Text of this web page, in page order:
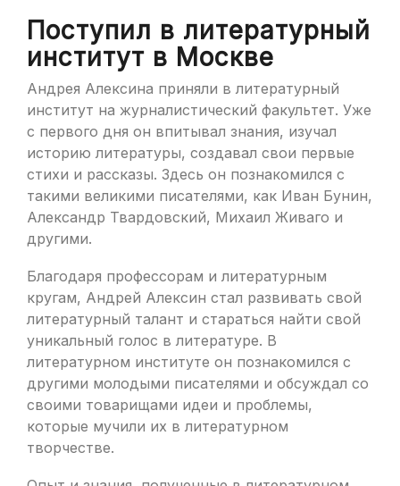
Поступил в литературный
институт в Москве
Андрея Алексина приняли в литературный
институт на журналистический факультет. Уже
с первого дня он впитывал знания, изучал
историю литературы, создавал свои первые
стихи и рассказы. Здесь он познакомился с
такими великими писателями, как Иван Бунин,
Александр Твардовский, Михаил Живаго и
другими.
Благодаря профессорам и литературным
кругам, Андрей Алексин стал развивать свой
литературный талант и стараться найти свой
уникальный голос в литературе. В
литературном институте он познакомился с
другими молодыми писателями и обсуждал со
своими товарищами идеи и проблемы,
которые мучили их в литературном
творчестве.